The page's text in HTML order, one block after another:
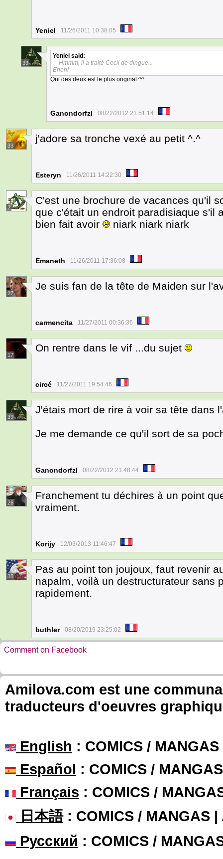
Yeniel 11/26/2011 10:38:05
39
Yeniel said:
Hmmm, il a traité Cecil de dingue...
Eheh!
Qui des deux est le plus original ^^
Ganondorfzl 08/22/2012 21:51:14
33
j'adore sa tronche vexé au petit ^.^
Esteryn 11/26/2011 14:22:30
2
C'est une brochure de vacances qu'il
que c'était un endroit paradisiaque s'il
bien fait avoir
niark niark niark
Emaneth 11/26/2011 17:36:08
27
Je suis fan de la tête de Maiden sur
carmencita 11/27/2011 00:36:36
17
On rentre dans le vif ...du sujet
circé 11/27/2011 19:54:46
39
J'étais mort de rire à voir sa tête dans
Je me demande ce qu'il sort de sa
Ganondorfzl 08/22/2012 21:48:44
26
Franchement tu déchires à un point
vraiment.
Korijy 12/03/2013 11:46:47
38
Pas au point ton joujoux, faut revenir
napalm, voilà un destructurateur sans
rapidement.
buthler 08/20/2019 23:25:02
Comment on Facebook
Amilova.com est une
traducteurs d'oeuvres
English : COMICS /
Español : COMICS /
Français : COMICS /
日本語: COMICS / MANGAS |
Русский : COMICS /